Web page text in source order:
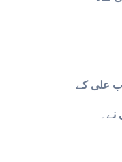
نے۔